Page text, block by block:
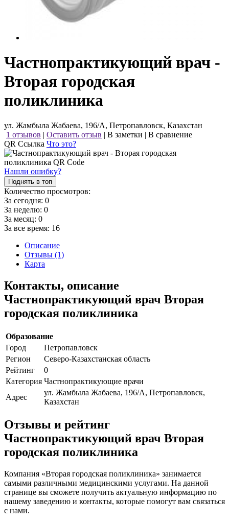
Частнопрактикующий врач -
Вторая городская
поликлиника
ул. Жамбыла Жабаева, 196/А, Петропавловск, Казахстан
1 отзывов | Оставить отзыв | В заметки | В сравнение
QR Ссылка Что это?
Нашли ошибку?
Поднять в топ
Количество просмотров:
За сегодня: 0
За неделю: 0
За месяц: 0
За все время: 16
Описание
Отзывы (1)
Карта
Контакты, описание
Частнопрактикующий врач Вторая
городская поликлиника
Образование
Город
Петропавловск
Регион
Северо-Казахстанская область
Рейтинг
0
Категория Частнопрактикующие врачи
Адрес
ул. Жамбыла Жабаева, 196/А, Петропавловск,
Казахстан
Отзывы и рейтинг
Частнопрактикующий врач Вторая
городская поликлиника
Компания «Вторая городская поликлиника» занимается
самыми различными медицинскими услугами. На данной
странице вы сможете получить актуальную информацию по
нашему заведению и контакты, которые помогут вам связаться
с нами.